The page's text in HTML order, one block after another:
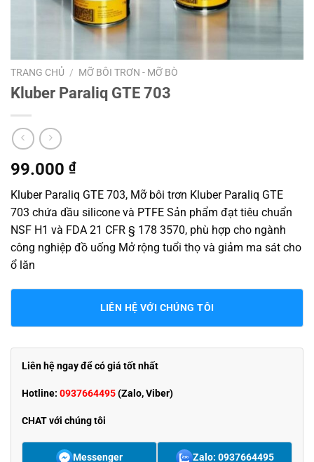
TRANG CHỦ / MỠ BÔI TRƠN - MỠ BÒ
Kluber Paraliq GTE 703
99.000 ₫
Kluber Paraliq GTE 703, Mỡ bôi trơn Kluber Paraliq GTE
703 chứa dầu silicone và PTFE Sản phẩm đạt tiêu chuẩn
NSF H1 và FDA 21 CFR § 178 3570, phù hợp cho ngành
công nghiệp đồ uống Mở rộng tuổi thọ và giảm ma sát cho
ổ lăn
LIÊN HỆ VỚI CHÚNG TÔI
Liên hệ ngay để có giá tốt nhất
Hotline: 0937664495(Zalo, Viber)
CHAT với chúng tôi
Messenger Zalo: 0937664495